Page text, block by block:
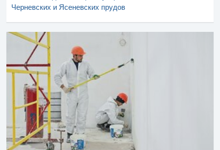
Черневских и Ясеневских прудов